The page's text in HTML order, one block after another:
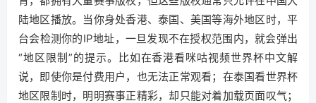
陆地区播放。当你身处香港、泰国、美国等海外地区时，平
台会检测你的IP地址，一旦发现不在授权范围内，就会弹出
“地区限制”的提示。比如在香港看咪咕视频世界杯中文解
说，即使你是付费用户，也无法正常观看；在泰国看世界杯
地区限制时，明明赛事正精彩，却只能对着加载页面叹气；